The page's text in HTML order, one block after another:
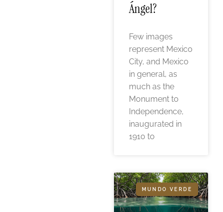
Ángel?
Few images
represent Mexico
City, and Mexico
in general, as
much as the
Monument to
Independence,
inaugurated in
1910 to
MUNDO VERDE